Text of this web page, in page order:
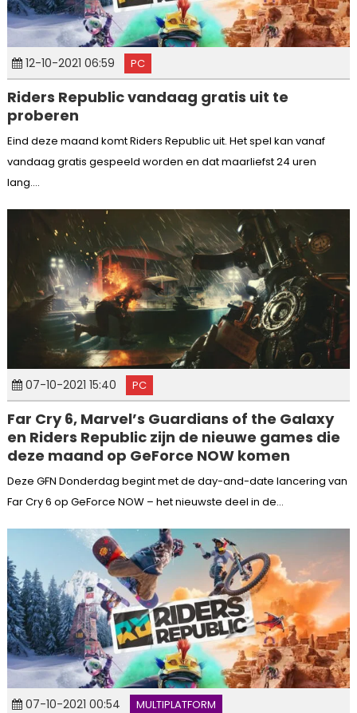
12-10-2021 06:59 PC
Riders Republic vandaag gratis uit te
proberen
Eind deze maand komt Riders Republic uit. Het spel kan vanaf
vandaag gratis gespeeld worden en dat maarliefst 24 uren
lang....
07-10-2021 15:40 PC
Far Cry 6, Marvel’s Guardians of the Galaxy
en Riders Republic zijn de nieuwe games die
deze maand op GeForce NOW komen
Deze GFN Donderdag begint met de day-and-date lancering van
Far Cry 6 op GeForce NOW – het nieuwste deel in de...
07-10-2021 00:54 MULTIPLATFORM